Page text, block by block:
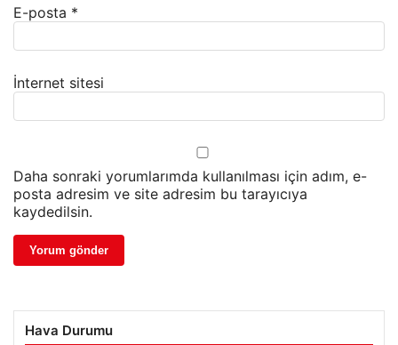
E-posta *
İnternet sitesi
Daha sonraki yorumlarımda kullanılması için adım, e-
posta adresim ve site adresim bu tarayıcıya
kaydedilsin.
Hava Durumu